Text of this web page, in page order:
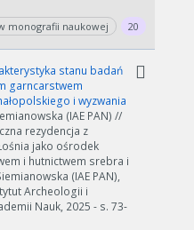
monografii naukowej 20
stanu badań
garncarstwem
i wyzwania
(IAE PAN) //
rezydencja z
jako ośrodek
i hutnictwem srebra i
(IAE PAN),
Archeologii i
Nauk, 2025 - s. 73-